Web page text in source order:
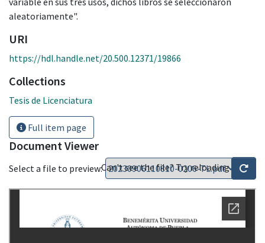
aleatoriamente".
URI
https://hdl.handle.net/20.500.12371/19866
Collections
Tesis de Licenciatura
Full item page
Document Viewer
Select a file to preview:Can't see the file? Try reloading